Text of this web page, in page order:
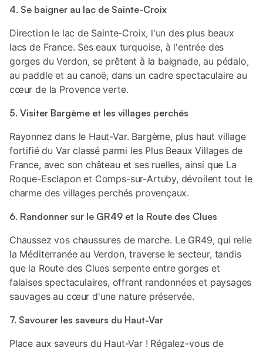
4. Se baigner au lac de Sainte-Croix
Direction le lac de Sainte-Croix, l'un des plus beaux
lacs de France. Ses eaux turquoise, à l'entrée des
gorges du Verdon, se prêtent à la baignade, au pédalo,
au paddle et au canoë, dans un cadre spectaculaire au
cœur de la Provence verte.
5. Visiter Bargème et les villages perchés
Rayonnez dans le Haut-Var. Bargème, plus haut village
fortifié du Var classé parmi les Plus Beaux Villages de
France, avec son château et ses ruelles, ainsi que La
Roque-Esclapon et Comps-sur-Artuby, dévoilent tout le
charme des villages perchés provençaux.
6. Randonner sur le GR49 et la Route des Clues
Chaussez vos chaussures de marche. Le GR49, qui relie
la Méditerranée au Verdon, traverse le secteur, tandis
que la Route des Clues serpente entre gorges et
falaises spectaculaires, offrant randonnées et paysages
sauvages au cœur d'une nature préservée.
7. Savourer les saveurs du Haut-Var
Place aux saveurs du Haut-Var ! Régalez-vous de